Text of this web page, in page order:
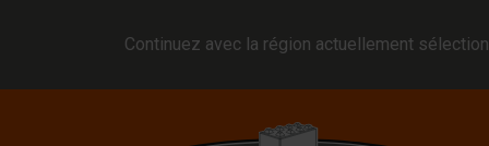
Continuez avec la région actuellement